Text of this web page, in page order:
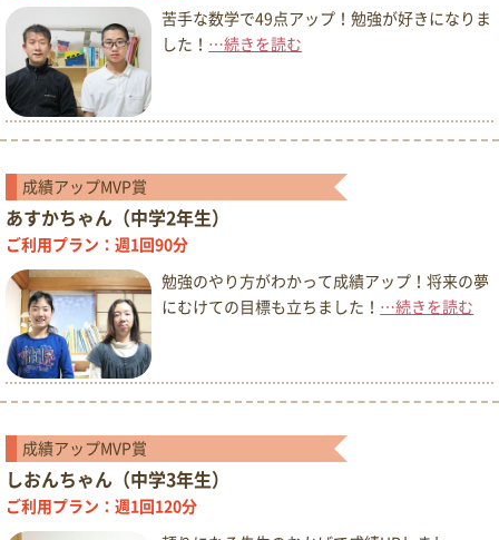
苦手な数学で49点アップ！勉強が好きになりま
した！ …続きを読む
成績アップMVP賞
あすかちゃん（中学2年生）
ご利用プラン：週1回90分
勉強のやり方がわかって成績アップ！将来の夢
にむけての目標も立ちました！ …続きを読む
成績アップMVP賞
しおんちゃん（中学3年生）
ご利用プラン：週1回120分